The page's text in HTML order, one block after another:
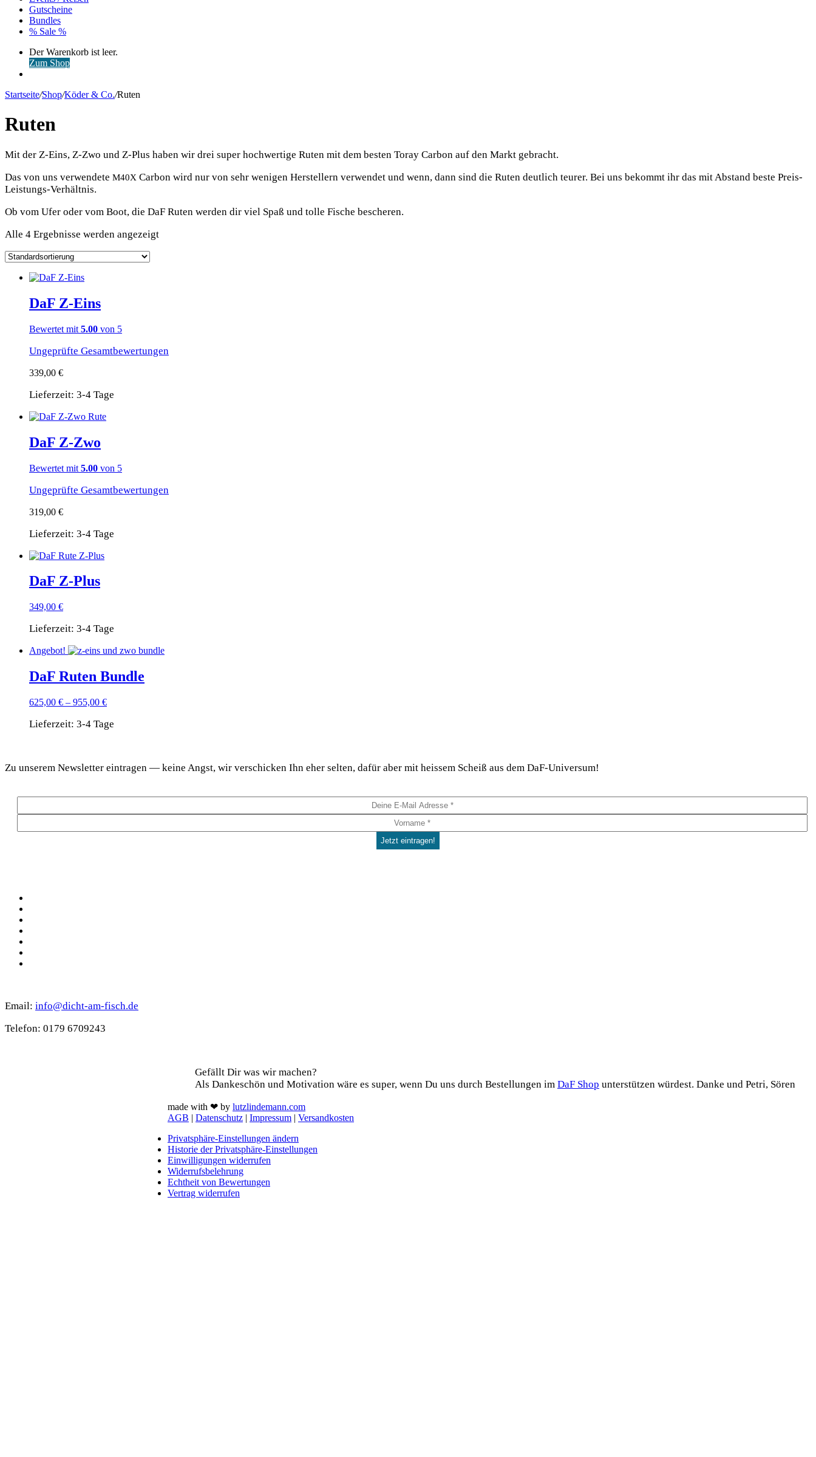
Gutscheine
Bundles
% Sale %
Warenkorb
ansehen
Der Warenkorb ist leer.
Zum Shop
Startseite/Shop/Köder & Co./Ruten
Ruten
Mit der Z‑Eins, Z‑Zwo und Z‑Plus haben wir drei super hoch­wer­ti­ge Ruten mit dem bes­ten Toray Car­bon auf den Markt gebracht.
Das von uns ver­wen­de­te M40X Car­bon wird nur von sehr weni­gen Her­stel­lern ver­wen­det und wenn, dann sind die Ruten deut­lich teu­rer. Bei uns bekommt ihr das mit Abstand bes­te Preis-
Leistungs-Verhältnis.
Ob vom Ufer oder vom Boot, die DaF Ruten wer­den dir viel Spaß und tol­le Fische bescheren.
Alle 4 Ergebnisse werden angezeigt
DaF Z‑Eins
Bewertet mit 5.00 von 5
Ungeprüfte Gesamtbewertungen
339,00 €
Lieferzeit: 3-4 Tage
DaF Z‑Zwo
Bewertet mit 5.00 von 5
Ungeprüfte Gesamtbewertungen
319,00 €
Lieferzeit: 3-4 Tage
DaF Z‑Plus
349,00 €
Lieferzeit: 3-4 Tage
Angebot!
DaF Ruten Bundle
625,00 € – 955,00 €
Lieferzeit: 3-4 Tage
weist
auf.
können
Zu unse­rem News­let­ter ein­tra­gen — kei­ne Angst, wir ver­schi­cken Ihn eher sel­ten, dafür aber mit heis­sem Scheiß aus dem DaF-Universum!
Email: info@dicht-am-fisch.de
Tele­fon: 0179 6709243
Gefällt Dir was wir machen?
Als Dan­ke­schön und Moti­va­ti­on wäre es super, wenn Du uns durch Bestel­lun­gen im DaF Shop unter­stüt­zen wür­dest. Dan­ke und Petri, Sören
made with ❤ by lutzlindemann.com
AGB | Datenschutz | Impressum | Versandkosten
Privatsphäre-Einstellungen ändern
Historie der Privatsphäre-Einstellungen
Einwilligungen widerrufen
Widerrufsbelehrung
Echtheit von Bewertungen
Vertrag widerrufen